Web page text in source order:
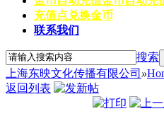
充值点兑换金币
联系我们
搜索
上海东映文化传播有限公司 »
返回列表